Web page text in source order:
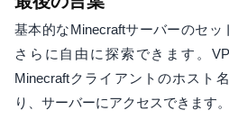
基本的なMinecraftサーバーのセッ
さらに自由に探索できます。
Minecraftクライアントのホスト
り、サーバーにアクセスできます。